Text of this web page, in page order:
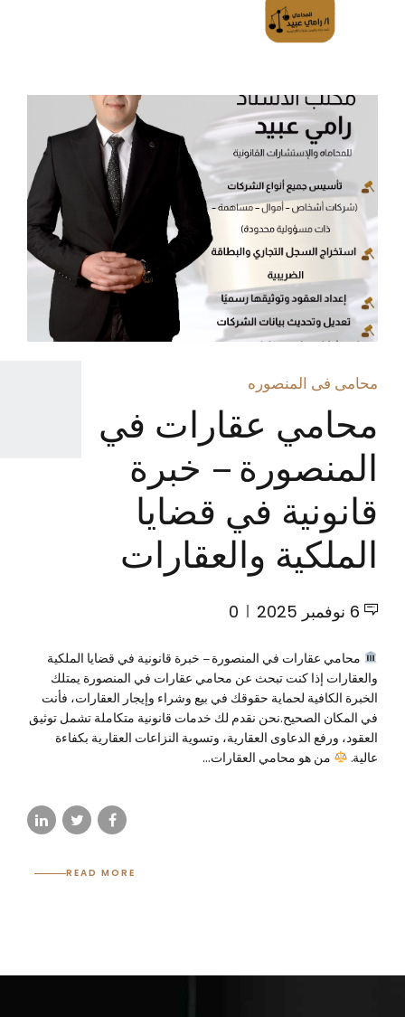
محامى فى المنصوره
محامي عقارات في
المنصورة – خبرة
قانونية في قضايا
الملكية والعقارات
6 نوفمبر 2025 0
محامي عقارات في المنصورة – خبرة قانونية في قضايا الملكية
والعقارات إذا كنت تبحث عن محامي عقارات في المنصورة يمتلك
الخبرة الكافية لحماية حقوقك في بيع وشراء وإيجار العقارات، فأنت
في المكان الصحيح.نحن نقدم لك خدمات قانونية متكاملة تشمل توثيق
العقود، ورفع الدعاوى العقارية، وتسوية النزاعات العقارية بكفاءة
عالية.
من هو محامي العقارات...
READ MORE